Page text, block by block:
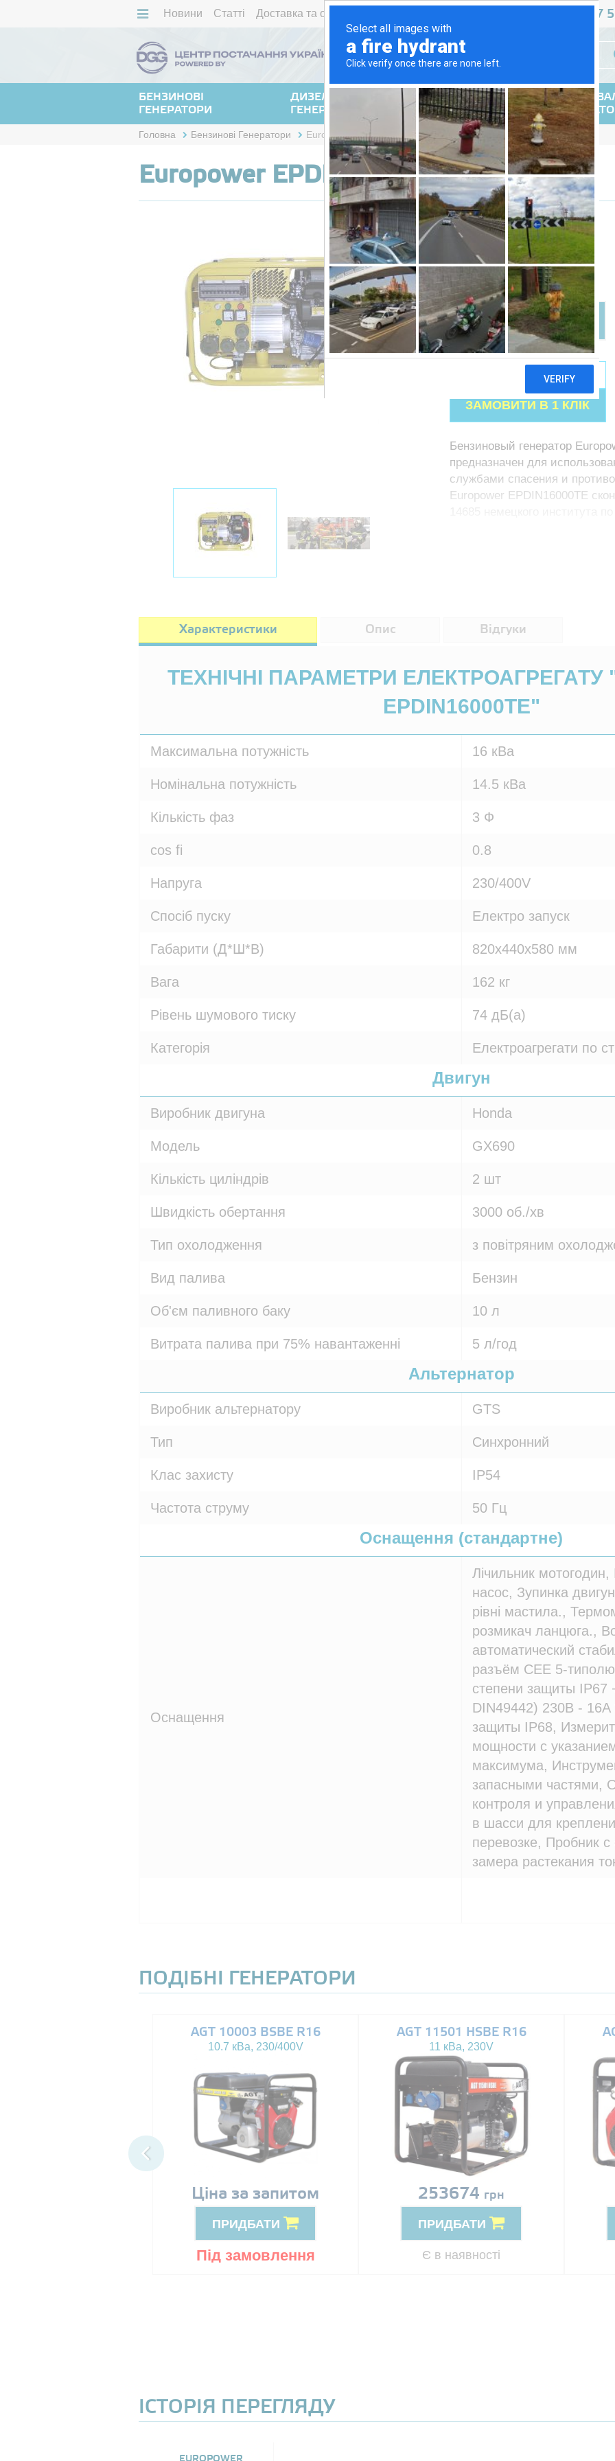
Новини Статті Доставка та оплата 467
РУС УКР
БЕНЗИНОВІ
ГЕНЕРАТОРИ
ДИЗЕЛЬНІ
ГЕНЕРАТОРИ
ГАЗОВІ
ГЕНЕРАТОРИ
Головна Бензинові Генератори Europower EPDIN16000TE
Europower EPDIN16000TE
Під замовлення
Ціна:
Ціна за
запитом
ПРИДБАТИ
Бензиновый генератор
предназначен для
службами спасения и
Europower EPDIN16000TE
Характеристики Опис Відгуки
ТЕХНІЧНІ ПАРАМЕТРИ ЕЛЕКТРОАГРЕГАТУ
EPDIN16000TE"
Максимальна потужність 16 кВа
Номінальна потужність 14.5 кВа
Кількість фаз 3 Ф
cos fi 0.8
Напруга 230/400V
Спосіб пуску Електро запуск
Габарити (Д*Ш*В) 820х440х580 мм
Вага 162 кг
Рівень шумового тиску 74 дБ(а)
Категорія Електроагрегати по
Двигун
Виробник двигуна Honda
Модель GX690
Кількість циліндрів 2 шт
Швидкість обертання 3000 об./хв
Тип охолодження з повітряним
Вид палива Бензин
Об'єм паливного баку 10 л
Витрата палива при 75% навантаженні 5 л/год
Альтернатор
Виробник альтернатору GTS
Тип Синхронний
Клас захисту IP54
Частота струму 50 Гц
Оснащення (стандартне)
Оснащення
Лічильник
насос, Зупинка
рівні мастила.,
розмикач ланцюга.,
автоматический
разъём СЕЕ 5-
степени защиты IP67
DIN49442) 230В -
защиты IP68,
мощности с
максимума,
запасными частями,
контроля и
в шасси для
перевозке, Пробник
замера растекания
ПОДІБНІ ГЕНЕРАТОРИ
AGT 10003 BSBE R16
10.7 кВа, 230/400V
Ціна за запитом
ПРИДБАТИ
Під замовлення
AGT 11501 HSBE R16
11 кВа, 230V
253674 грн
ПРИДБАТИ
Є в наявності
ІСТОРІЯ ПЕРЕГЛЯДУ